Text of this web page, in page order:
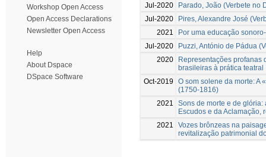
Workshop Open Access
Open Access Declarations
Newsletter Open Access
Help
About Dspace
DSpace Software
Jul-2020
Parado, João (Verbete no
Jul-2020
Pires, Alexandre José
2021
Por uma educação
Jul-2020
Puzzi, António de Pádua
2020
Representações profanas
brasileiras à prática teatral
Oct-2019
O som solene da morte: A
(1750-1816)
2021
Sons de morte e de
Escudos e da Aclamação,
2021
Vozes brônzeas na
revitalização patrimonial